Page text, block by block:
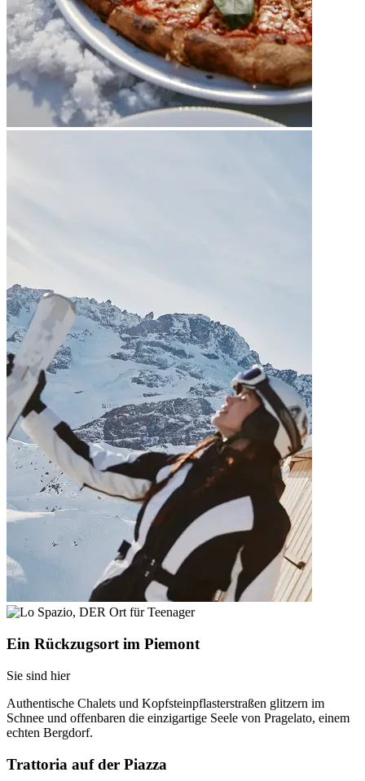
Ein Rückzugsort im Piemont
Sie sind hier
Authentische Chalets und Kopfsteinpflasterstraßen glitzern im
Schnee und offenbaren die einzigartige Seele von Pragelato, einem
echten Bergdorf.
Trattoria auf der Piazza